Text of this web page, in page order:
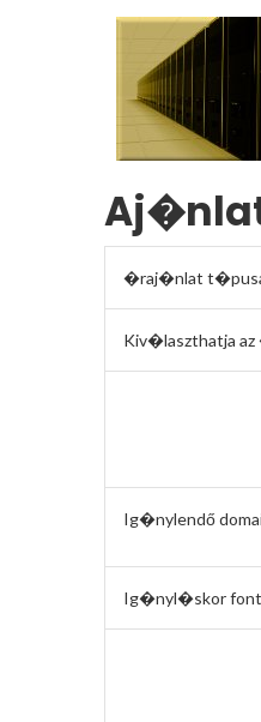
�raj�nlat
Kiv�laszthatja
Ig�nylendő
Ig�nyl�skor